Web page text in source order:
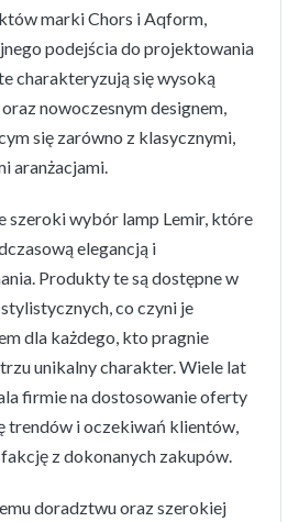
marki Chors i Aqform,
podejścia do projektowania
charakteryzują się wysoką
nowoczesnym designem,
się zarówno z klasycznymi,
aranżacjami.
szeroki wybór lamp Lemir, które
elegancją i
Produkty te są dostępne w
co czyni je
dla każdego, kto pragnie
unikalny charakter. Wiele lat
firmie na dostosowanie oferty
trendów i oczekiwań klientów,
z dokonanych zakupów.
doradztwu oraz szerokiej